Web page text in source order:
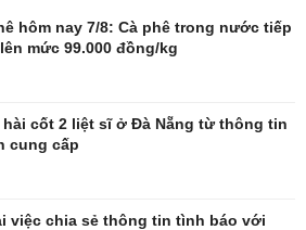
Sân khấu - Điện ảnh
hôm nay 7/8: Cà phê trong nước tiếp
mức 99.000 đồng/kg
hài cốt 2 liệt sĩ ở Đà Nẵng từ thông tin
cung cấp
việc chia sẻ thông tin tình báo với